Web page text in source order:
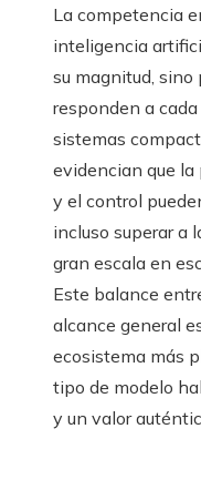
La competencia
inteligencia
su magnitud, sino
responden a
sistemas
evidencian que la
y el control
incluso superar a
gran escala en
Este balance
alcance general
ecosistema más
tipo de modelo
y un valor